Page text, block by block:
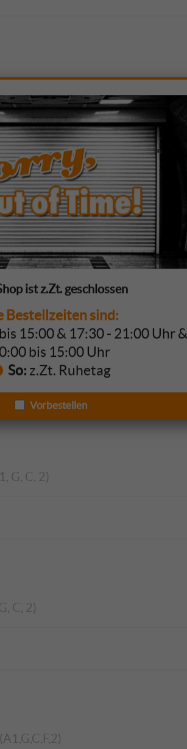
(A1, G, C, 6, 7, 2)
(A1, G, C, 6, 7, 2)
C, 2)
G, C, 2)
C, 2)
Vorbestellen
ist z.Zt. geschlossen
Bestellzeiten sind:
15:00 & 17:30 - 21:00 Uhr &
bis 15:00 Uhr
So: z.Zt. Ruhetag